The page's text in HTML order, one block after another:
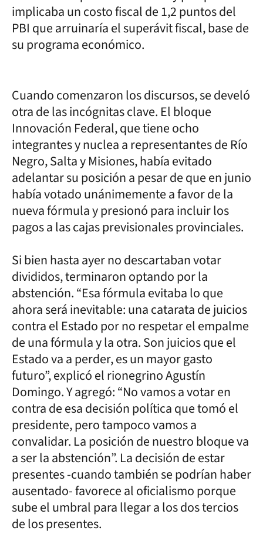
implicaba un costo fiscal de 1,2 puntos del
PBI que arruinaría el superávit fiscal, base de
su programa económico.
Cuando comenzaron los discursos, se develó
otra de las incógnitas clave. El bloque
Innovación Federal, que tiene ocho
integrantes y nuclea a representantes de Río
Negro, Salta y Misiones, había evitado
adelantar su posición a pesar de que en junio
había votado unánimemente a favor de la
nueva fórmula y presionó para incluir los
pagos a las cajas previsionales provinciales.
Si bien hasta ayer no descartaban votar
divididos, terminaron optando por la
abstención. “Esa fórmula evitaba lo que
ahora será inevitable: una catarata de juicios
contra el Estado por no respetar el empalme
de una fórmula y la otra. Son juicios que el
Estado va a perder, es un mayor gasto
futuro”, explicó el rionegrino Agustín
Domingo. Y agregó: “No vamos a votar en
contra de esa decisión política que tomó el
presidente, pero tampoco vamos a
convalidar. La posición de nuestro bloque va
a ser la abstención”. La decisión de estar
presentes -cuando también se podrían haber
ausentado- favorece al oficialismo porque
sube el umbral para llegar a los dos tercios
de los presentes.